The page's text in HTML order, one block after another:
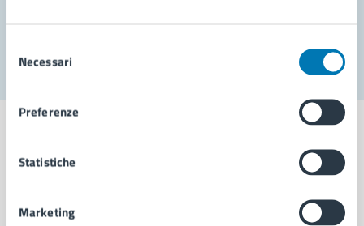
delNecessari
Preferenze
Statistiche
Marketing